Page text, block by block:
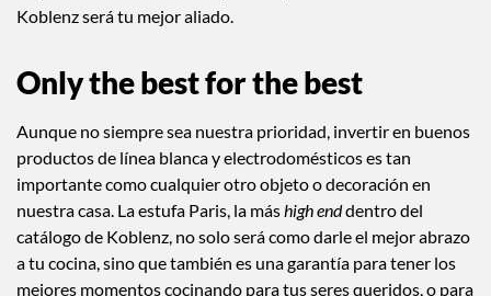
sorprender a todos con tus platillos, la estufa Paris de
Only the best for the best
Aunque no siempre sea nuestra prioridad, invertir en buenos
productos de línea blanca y electrodomésticos es tan
importante como cualquier otro objeto o decoración en
nuestra casa. La estufa Paris, la máshigh enddentro del
catálogo de Koblenz, no solo será como darle el mejor abrazo
a tu cocina, sino que también es una garantía para tener los